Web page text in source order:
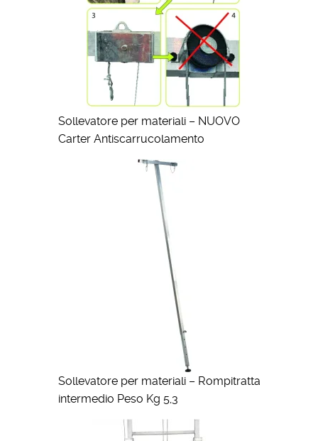
Sollevatore per materiali – NUOVO
Carter Antiscarrucolamento
Sollevatore per materiali – Rompitratta
intermedio Peso Kg 5,3